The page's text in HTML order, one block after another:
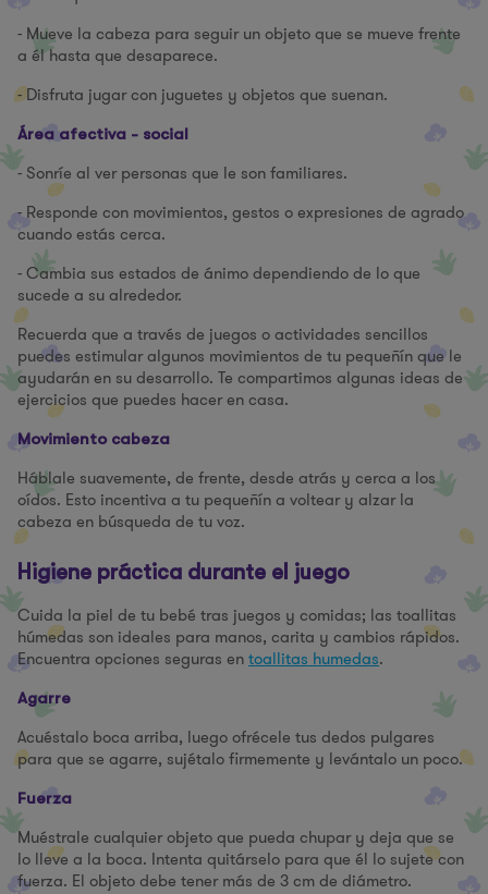
- Mueve la cabeza para seguir un objeto que se mueve frente
a él hasta que desaparece.
- Disfruta jugar con juguetes y objetos que suenan.
Área afectiva - social
- Sonríe al ver personas que le son familiares.
- Responde con movimientos, gestos o expresiones de agrado
cuando estás cerca.
- Cambia sus estados de ánimo dependiendo de lo que
sucede a su alrededor.
Recuerda que a través de juegos o actividades sencillos
puedes estimular algunos movimientos de tu pequeñín que le
ayudarán en su desarrollo. Te compartimos algunas ideas de
ejercicios que puedes hacer en casa.
Movimiento cabeza
Háblale suavemente, de frente, desde atrás y cerca a los
oídos. Esto incentiva a tu pequeñín a voltear y alzar la
cabeza en búsqueda de tu voz.
Higiene práctica durante el juego
Cuida la piel de tu bebé tras juegos y comidas; las toallitas
húmedas son ideales para manos, carita y cambios rápidos.
Encuentra opciones seguras entoallitas humedas.
Agarre
Acuéstalo boca arriba, luego ofrécele tus dedos pulgares
para que se agarre, sujétalo firmemente y levántalo un poco.
Fuerza
Muéstrale cualquier objeto que pueda chupar y deja que se
lo lleve a la boca. Intenta quitárselo para que él lo sujete con
fuerza. El objeto debe tener más de 3 cm de diámetro.